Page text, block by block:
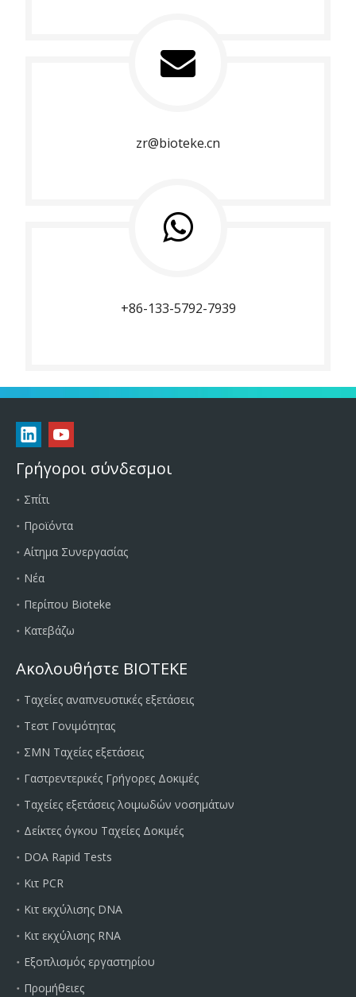
zr@bioteke.cn
+86-133-5792-7939
Γρήγοροι σύνδεσμοι
Σπίτι
Προϊόντα
Αίτημα Συνεργασίας
Νέα
Περίπου Bioteke
Κατεβάζω
Ακολουθήστε BIOTEKE
Ταχείες αναπνευστικές εξετάσεις
Τεστ Γονιμότητας
ΣΜΝ Ταχείες εξετάσεις
Γαστρεντερικές Γρήγορες Δοκιμές
Ταχείες εξετάσεις λοιμωδών νοσημάτων
Δείκτες όγκου Ταχείες Δοκιμές
DOA Rapid Tests
Κιτ PCR
Κιτ εκχύλισης DNA
Κιτ εκχύλισης RNA
Εξοπλισμός εργαστηρίου
Προμήθειες